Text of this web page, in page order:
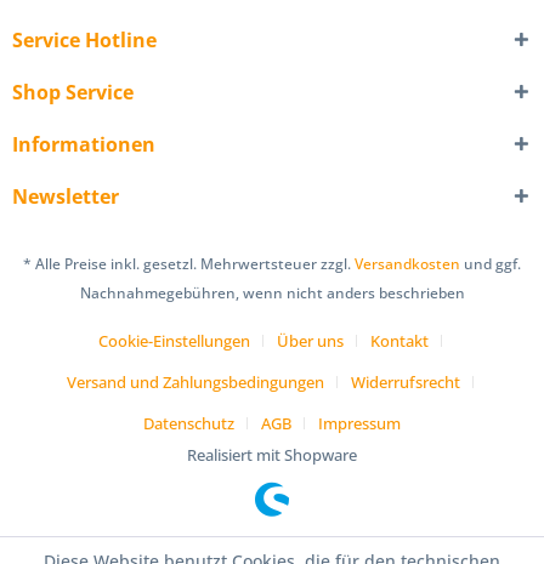
Service Hotline
Shop Service
Informationen
Newsletter
* Alle Preise inkl. gesetzl. Mehrwertsteuer zzgl.Versandkosten und ggf.
Nachnahmegebühren, wenn nicht anders beschrieben
Cookie-Einstellungen Über uns
Kontakt
Versand und Zahlungsbedingungen
Widerrufsrecht
Datenschutz
AGB
Impressum
Realisiert mit Shopware